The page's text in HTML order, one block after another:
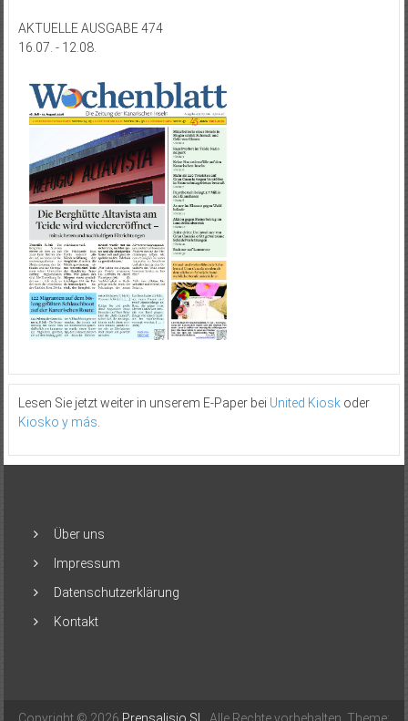
AKTUELLE AUSGABE 474
16.07. - 12.08.
Lesen Sie jetzt weiter in unserem E-Paper bei United Kioskoder
Kiosko y más.
Über uns
Impressum
Datenschutzerklärung
Kontakt